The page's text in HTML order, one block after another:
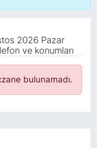
2026 Pazar
ve konumları
bulunamadı.